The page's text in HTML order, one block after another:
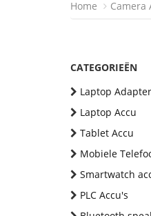
Home Camera
CATEGORIEËN
Laptop Adapter
Laptop Accu
Tablet Accu
Mobiele
Smartwatch
PLC Accu's